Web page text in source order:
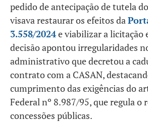
pedido de antecipação de tutela
visava restaurar os efeitos da
3.558/2024e viabilizar a licitação
decisão apontou irregularidades
administrativo que decretou a
contrato com a CASAN,
cumprimento das exigências do
Federal nº 8.987/95, que regula o
concessões públicas.